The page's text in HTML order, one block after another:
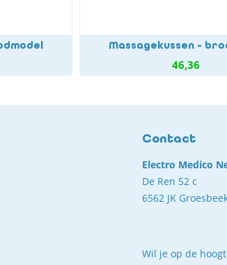
Massagekussen -
46,36
Contact
Electro Medico
De Ren 52 c
6562 JK
Wil je op de